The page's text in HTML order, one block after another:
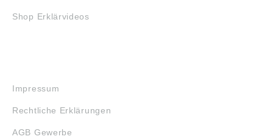
Shop Erklärvideos
Impressum
Rechtliche Erklärungen
AGB Gewerbe